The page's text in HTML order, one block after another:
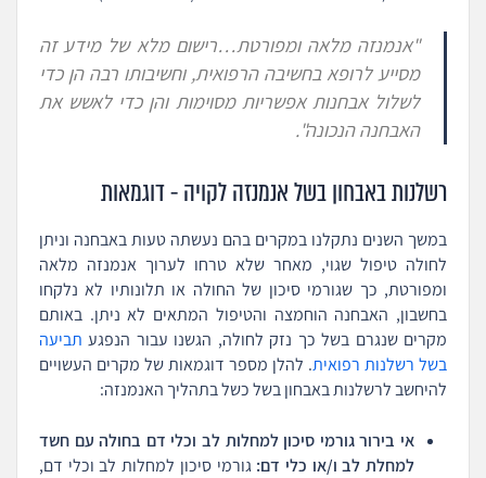
"אנמנזה מלאה ומפורטת…רישום מלא של מידע זה
מסייע לרופא בחשיבה הרפואית, וחשיבותו רבההן כדי
לשלול אבחנות אפשריות מסוימות והן כדי לאשש את
האבחנה הנכונה".
רשלנות באבחון בשל אנמנזה לקויה - דוגמאות
במשך השנים נתקלנו במקרים בהם נעשתה טעות באבחנה וניתן
לחולה טיפול שגוי, מאחר שלא טרחו לערוך אנמנזה מלאה
ומפורטת, כך שגורמי סיכון של החולה או תלונותיו לא נלקחו
בחשבון, האבחנה הוחמצה והטיפול המתאים לא ניתן. באותם
מקרים שנגרם בשל כך נזק לחולה, הגשנו עבור הנפגע תביעה
בשל רשלנות רפואית. להלן מספר דוגמאות של מקרים העשויים
להיחשב לרשלנות באבחון בשל כשל בתהליך האנמנזה:
אי בירור גורמי סיכון למחלות לב וכלי דם בחולה עם חשד
למחלת לב ו/או כלי דם: גורמי סיכון למחלות לב וכלי דם,